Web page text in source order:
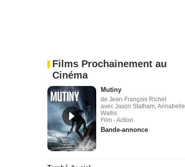
Films Prochainement au
Cinéma
Mutiny
de Jean-François Richet
avec Jason Statham, Annabelle
Wallis
Film - Action
Bande-annonce